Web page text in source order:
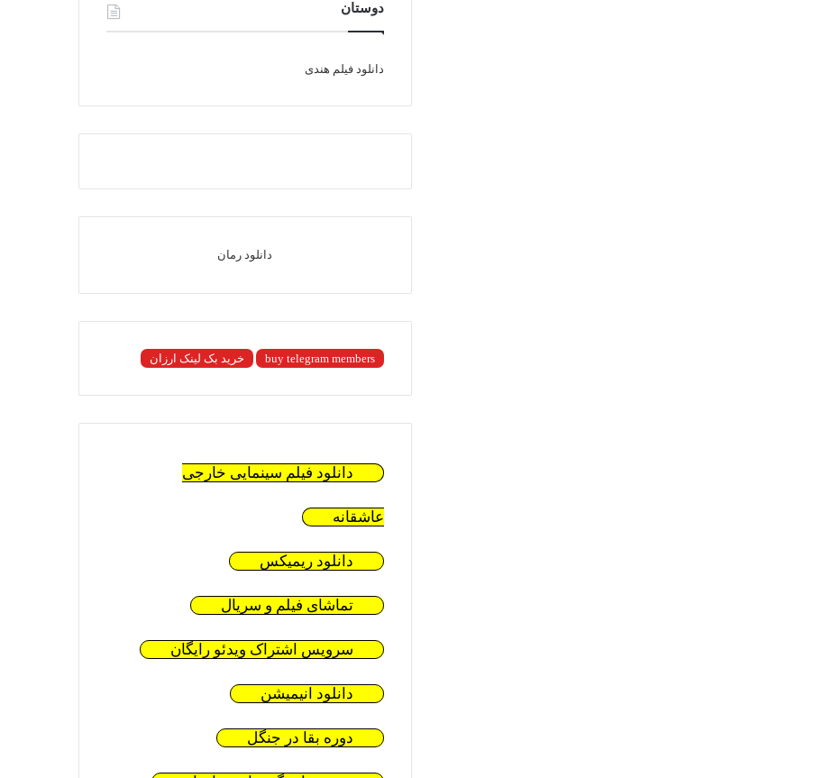
دوستان
دانلود فیلم هندی
دانلود رمان
buy telegram members خرید بک لینک ارزان
دانلود فیلم سینمایی خارجی
عاشقانه
دانلود ریمیکس
تماشای فیلم و سریال
سرویس اشتراک ویدئو رایگان
دانلود انیمیشن
دوره بقا در جنگل